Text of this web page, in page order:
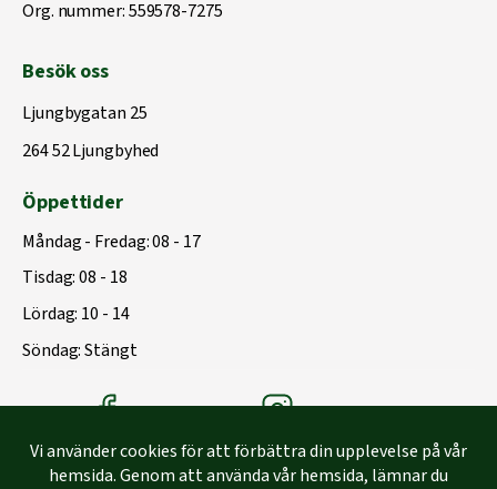
Org. nummer: 559578-7275
Besök oss
Ljungbygatan 25
264 52 Ljungbyhed
Öppettider
Måndag - Fredag: 08 - 17
Tisdag: 08 - 18
Lördag: 10 - 14
Söndag: Stängt
Träbolagets FacebookTräbolagets instagram